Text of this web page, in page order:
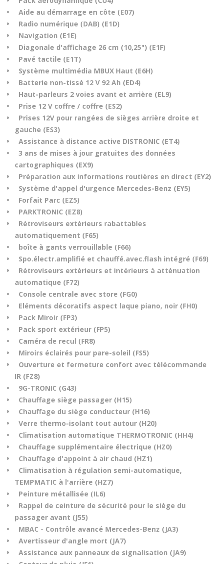
Aide au démarrage en côte (E07)
Radio numérique (DAB) (E1D)
Navigation (E1E)
Diagonale d'affichage 26 cm (10,25") (E1F)
Pavé tactile (E1T)
Système multimédia MBUX Haut (E6H)
Batterie non-tissé 12 V 92 Ah (ED4)
Haut-parleurs 2 voies avant et arrière (EL9)
Prise 12 V coffre / coffre (ES2)
Prises 12V pour rangées de sièges arrière droite et
gauche (ES3)
Assistance à distance active DISTRONIC (ET4)
3 ans de mises à jour gratuites des données
cartographiques (EX9)
Préparation aux informations routières en direct (EY2)
Système d'appel d'urgence Mercedes-Benz (EY5)
Forfait Parc (EZ5)
PARKTRONIC (EZ8)
Rétroviseurs extérieurs rabattables
automatiquement (F65)
boîte à gants verrouillable (F66)
Spo.électr.amplifié et chauffé.avec.flash intégré (F69)
Rétroviseurs extérieurs et intérieurs à atténuation
automatique (F72)
Console centrale avec store (FG0)
Eléments décoratifs aspect laque piano, noir (FH0)
Pack Miroir (FP3)
Pack sport extérieur (FP5)
Caméra de recul (FR8)
Miroirs éclairés pour pare-soleil (FS5)
Ouverture et fermeture confort avec télécommande
IR (FZ8)
9G-TRONIC (G43)
Chauffage siège passager (H15)
Chauffage du siège conducteur (H16)
Verre thermo-isolant tout autour (H20)
Climatisation automatique THERMOTRONIC (HH4)
Chauffage supplémentaire électrique (HZ0)
Chauffage d'appoint à air chaud (HZ1)
Climatisation à régulation semi-automatique,
TEMPMATIC à l'arrière (HZ7)
Peinture métallisée (IL6)
Rappel de ceinture de sécurité pour le siège du
passager avant (J55)
MBAC - Contrôle avancé Mercedes-Benz (JA3)
Avertisseur d'angle mort (JA7)
Assistance aux panneaux de signalisation (JA9)